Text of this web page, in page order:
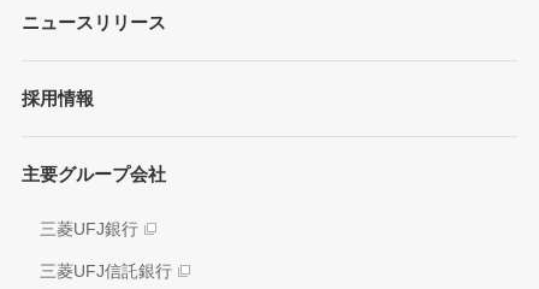
事業内容
債券・格付情報
個人投資家の皆さまへ
各種レポート
アナリスト情報
電子公告
各種レポート/データ/インデックス
方針/ガイドライン
イニシアティブへの参画
環境
社会
ガバナンス
ニュースリリース
採用情報
主要グループ会社
三菱UFJ銀行
三菱UFJ信託銀行